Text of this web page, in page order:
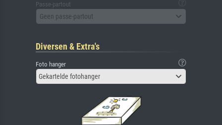
Passe-partout
Geen passe-partout
Diversen & Extra's
Foto hanger
Gekartelde fotohanger